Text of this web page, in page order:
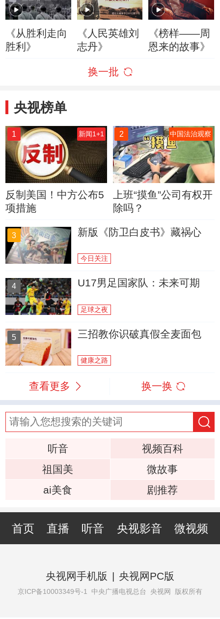
《从胜利走向
胜利》
《人民英雄刘
志丹》
《榜样——周
恩来的故事》
换一批
央视榜单
1 新闻1+1
反制美国！中方公布5
项措施
2 中国法治观察
上班“摸鱼”公司有权开
除吗？
3 新版《防卫白皮书》藏祸心
今日关注
4 U17男足国家队：未来可期
足球之夜
5 三招教你识破真假全麦面包
健康之路
查看更多 换一换
听音
视频百科
祖国美
微故事
ai美食
剧推荐
首页 直播 听音 央视影音 微视频
央视网手机版 | 央视网PC版
京ICP备10003349号-1 中央广播电视总台 央视网 版权所有